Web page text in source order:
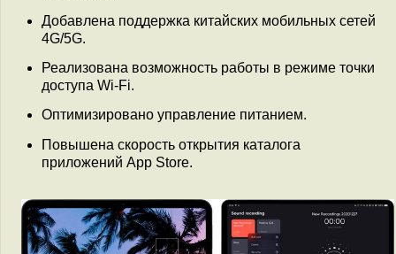
Добавлена поддержка китайских мобильных сетей
4G/5G.
Реализована возможность работы в режиме точки
доступа Wi-Fi.
Оптимизировано управление питанием.
Повышена скорость открытия каталога
приложений App Store.